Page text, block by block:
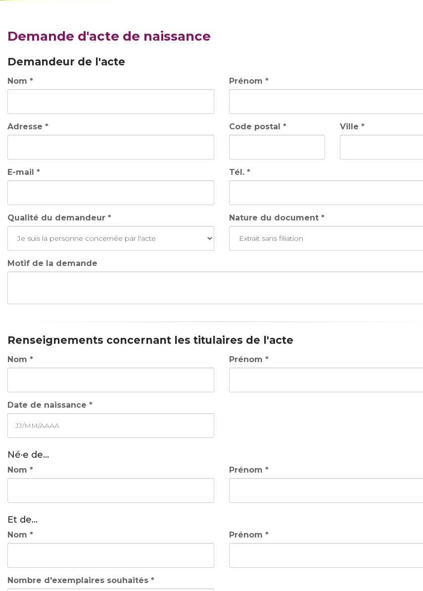
Demande d'acte de naissance
Demandeur de l'acte
Nom * Prénom *
Adresse * Code postal * Ville *
E-mail * Tél. *
Qualité du demandeur * Nature du document *
Motif de la demande
Renseignements concernant les titulaires de l'acte
Nom * Prénom *
Date de naissance *
Né·e de...
Nom * Prénom *
Et de...
Nom * Prénom *
Nombre d'exemplaires souhaités *